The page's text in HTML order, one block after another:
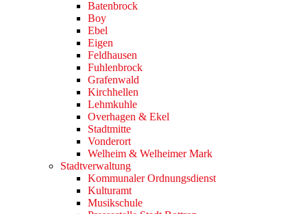
Batenbrock
Boy
Ebel
Eigen
Feldhausen
Fuhlenbrock
Grafenwald
Kirchhellen
Lehmkuhle
Overhagen & Ekel
Stadtmitte
Vonderort
Welheim & Welheimer Mark
Stadtverwaltung
Kommunaler Ordnungsdienst
Kulturamt
Musikschule